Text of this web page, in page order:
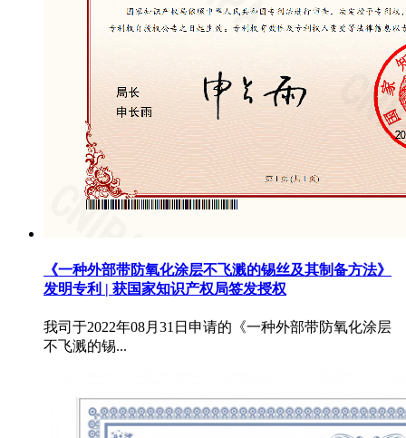
《一种外部带防氧化涂层不飞溅的锡丝及其制备方法》
发明专利 | 获国家知识产权局签发授权
我司于2022年08月31日申请的《一种外部带防氧化涂层
不飞溅的锡...